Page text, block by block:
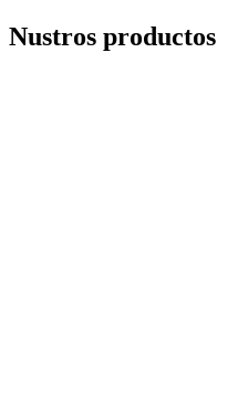
Nustros productos